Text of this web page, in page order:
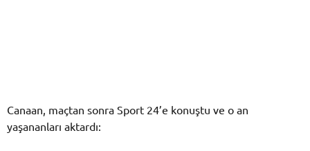
Canaan, maçtan sonra Sport 24’e konuştu ve o an
yaşananları aktardı: